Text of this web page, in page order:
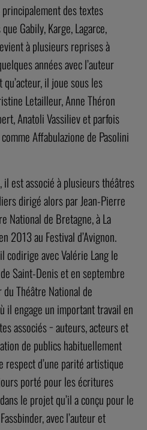
des textes
Gabily, Karge, Lagarce,
à plusieurs reprises à
années avec l’auteur
il joue sous les
Letailleur, Anne Théron
Anatoli Vassiliev et parfois
Affabulazione de Pasolini
il est associé à plusieurs théâtres
dirigé alors par Jean-Pierre
National de Bretagne, à La
2013 au Festival d’Avignon.
avec Valérie Lang le
Saint-Denis et en septembre
Théâtre National de
il engage un important travail en
associés − auteurs, acteurs et
de publics habituellement
d’une parité artistique
porté pour les écritures
le projet qu’il a conçu pour le
avec l’auteur et